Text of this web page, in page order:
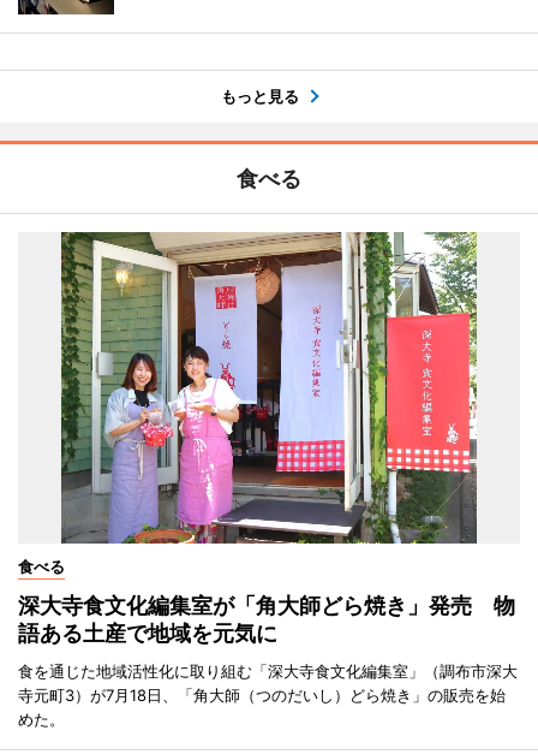
もっと見る
食べる
食べる
深大寺食文化編集室が「角大師どら焼き」発売 物
語ある土産で地域を元気に
食を通じた地域活性化に取り組む「深大寺食文化編集室」（調布市深大
寺元町3）が7月18日、「角大師（つのだいし）どら焼き」の販売を始
めた。